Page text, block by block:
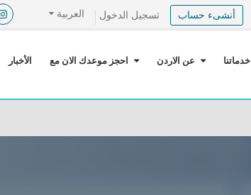
العربية تسجيل الدخول أنشىء حساب
خدماتنا عن الاردن احجز موعدك الان مع الأخبار